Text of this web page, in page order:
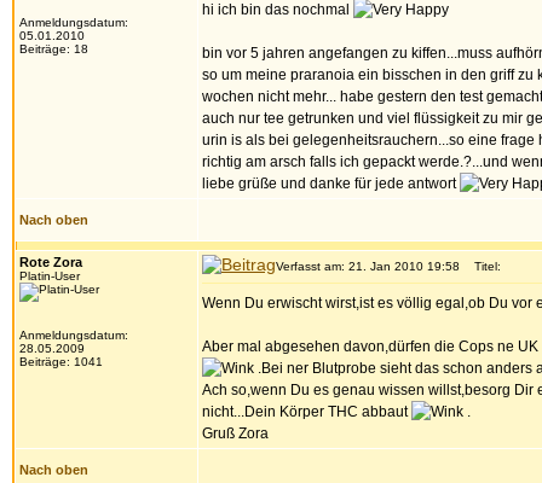
Anmeldungsdatum:
05.01.2010
Beiträge: 18
hi ich bin das nochmal
bin vor 5 jahren angefangen zu kiffen...muss
so um meine praranoia ein bisschen in den griff
wochen nicht mehr... habe gestern den test
auch nur tee getrunken und viel flüssigkeit zu mir
urin is als bei gelegenheitsrauchern...so eine
richtig am arsch falls ich gepackt werde.?...und
liebe grüße und danke für jede antwort
Nach oben
Rote Zora
Platin-User
Anmeldungsdatum:
28.05.2009
Beiträge: 1041
Verfasst am: 21. Jan 2010 19:58 Titel:
Wenn Du erwischt wirst,ist es völlig egal,ob Du vor
Aber mal abgesehen davon,dürfen die Cops ne
.Bei ner Blutprobe sieht das schon anders
Ach so,wenn Du es genau wissen willst,besorg
nicht...Dein Körper THC abbaut
.
Gruß Zora
Nach oben